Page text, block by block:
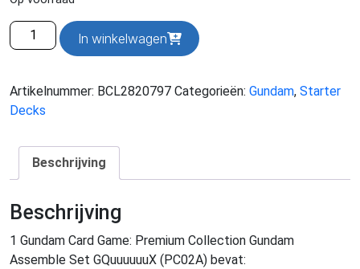
Gundam
Card
Premium
Collection
aantal
In winkelwagen
Artikelnummer: BCL2820797 Categorieën: Gundam, Starter
Decks
Beschrijving
Beschrijving
1 Gundam Card Game: Premium Collection Gundam
Assemble Set GQuuuuuuX (PC02A) bevat: